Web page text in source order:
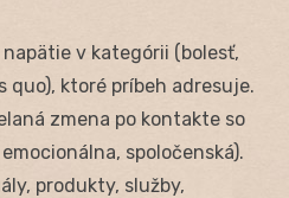
napätie v kategórii (bolesť,
ktoré príbeh adresuje.
zmena po kontakte so
spoločenská).
produkty, služby,